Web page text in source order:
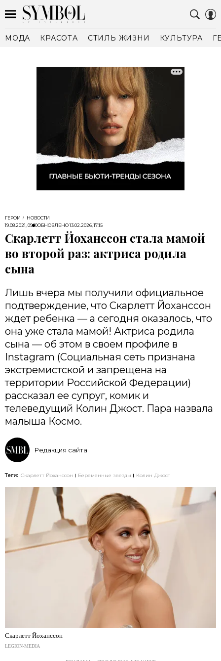
МОДА КРАСОТА СТИЛЬ ЖИЗНИ КУЛЬТУРА
ГЕРОИ
НОВОСТИ
19.08.2021, 09:10ОБНОВЛЕНО13.02.2026, 17:15
Скарлетт Йоханссон стала мамой
во второй раз: актриса родила
сына
Лишь вчера мы получили официальное
подтверждение, что Скарлетт Йоханссон
ждет ребенка — а сегодня оказалось, что
она уже стала мамой! Актриса родила
сына — об этом в своем профиле в
Instagram (Социальная сеть признана
экстремистской и запрещена на
территории Российской Федерации)
рассказал ее супруг, комик и
телеведущий Колин Джост. Пара назвала
малыша Космо.
Редакция сайта
Теги: Скарлетт Йоханссон Беременные звезды Колин Джост
Скарлетт Йоханссон
LEGION-MEDIA